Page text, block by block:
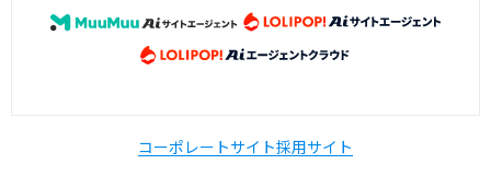
コーポレートサイト採用サイト